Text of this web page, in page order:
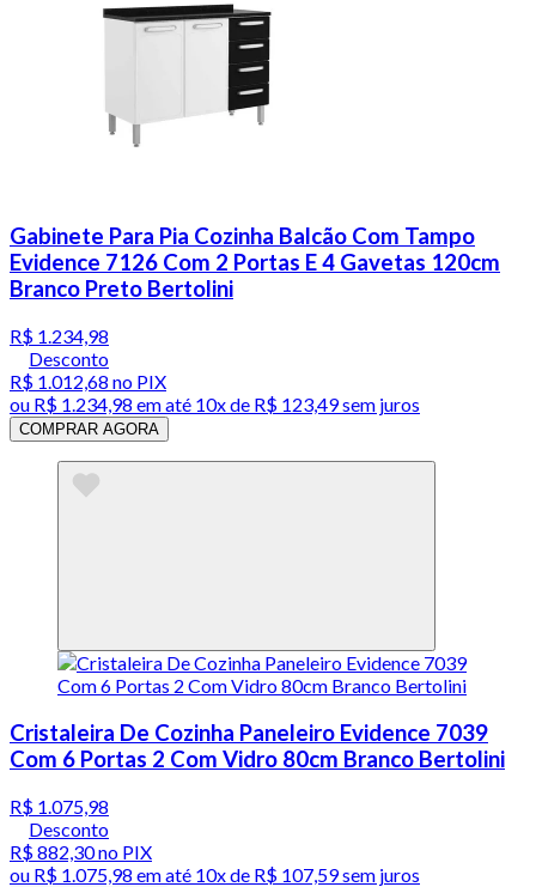
Gabinete Para Pia Cozinha Balcão Com Tampo
Evidence 7126 Com 2 Portas E 4 Gavetas 120cm
Branco Preto Bertolini
R$ 1.234,98
Desconto
R$ 1.012,68 no PIX
ou R$ 1.234,98 em até 10x de R$ 123,49 sem juros
COMPRAR AGORA
Cristaleira De Cozinha Paneleiro Evidence 7039
Com 6 Portas 2 Com Vidro 80cm Branco Bertolini
R$ 1.075,98
Desconto
R$ 882,30no PIX
ou R$ 1.075,98 em até 10x de R$ 107,59 sem juros